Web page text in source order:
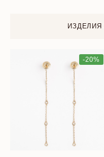
ИЗДЕЛИЯ
-20%